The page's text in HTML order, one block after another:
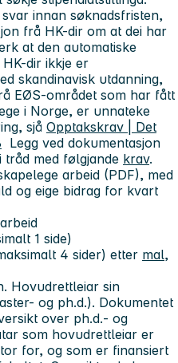
innan søknadsfristen,
frå HK-dir om at dei har
at den automatiske
dir ikkje er
skandinavisk utdanning,
EØS-området som har fått
i Norge, er unnateke
sjå Opptakskrav | Det
Legg ved dokumentasjon
med følgjande krav.
arbeid (PDF), med
og eige bidrag for kvart
1 side)
4 sider) etter mal,
Hovudrettleiar sin
og ph.d.). Dokumentet
over ph.d.- og
som hovudrettleiar er
for, og som er finansiert